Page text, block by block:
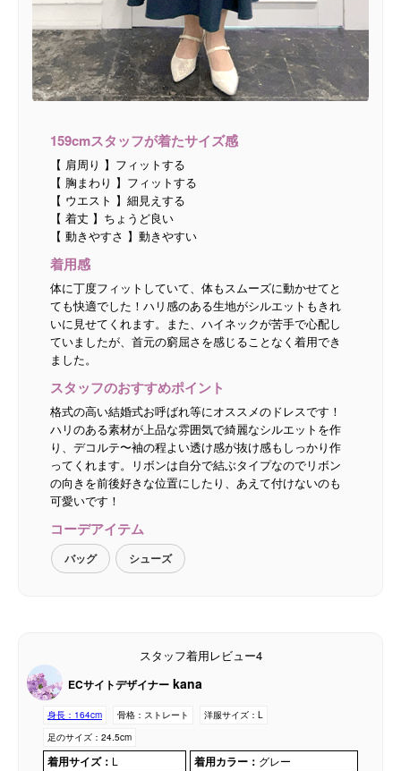
159cmスタッフが着たサイズ感
【 肩周り 】フィットする
【 胸まわり 】フィットする
【 ウエスト 】細見えする
【 着丈 】ちょうど良い
【 動きやすさ 】動きやすい
着用感
体に丁度フィットしていて、体もスムーズに動かせてと
ても快適でした！ハリ感のある生地がシルエットもきれ
いに見せてくれます。また、ハイネックが苦手で心配し
ていましたが、首元の窮屈さを感じることなく着用でき
ました。
スタッフのおすすめポイント
格式の高い結婚式お呼ばれ等にオススメのドレスです！
ハリのある素材が上品な雰囲気で綺麗なシルエットを作
り、デコルテ〜袖の程よい透け感が抜け感もしっかり作
ってくれます。リボンは自分で結ぶタイプなのでリボン
の向きを前後好きな位置にしたり、あえて付けないのも
可愛いです！
コーデアイテム
バッグ シューズ
スタッフ着用レビュー4
ECサイトデザイナー kana
身長： 164cm 骨格： ストレート 洋服サイズ： L
足のサイズ： 24.5cm
着用サイズ： L 着用カラー： グレー